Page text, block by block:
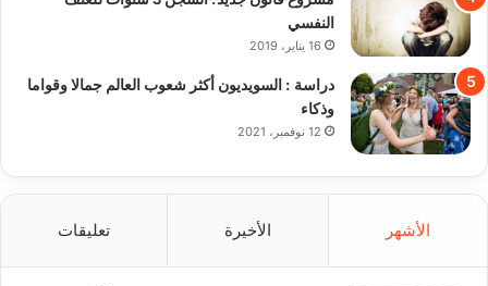
النفسي
16 يناير، 2019
دراسة : السويديون أكثر شعوب العالم جمالا وقواما
وذكاء
12 نوفمبر، 2021
الأشهر الأخيرة تعليقات